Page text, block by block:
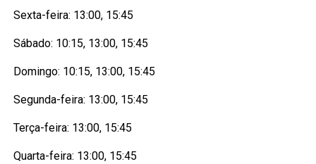
Sexta-feira: 13:00, 15:45
Sábado: 10:15, 13:00, 15:45
Domingo: 10:15, 13:00, 15:45
Segunda-feira: 13:00, 15:45
Terça-feira: 13:00, 15:45
Quarta-feira: 13:00, 15:45